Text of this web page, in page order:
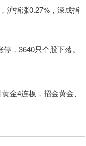
指涨0.27%，深成指
，3640只个股下落。
4连板，招金黄金、